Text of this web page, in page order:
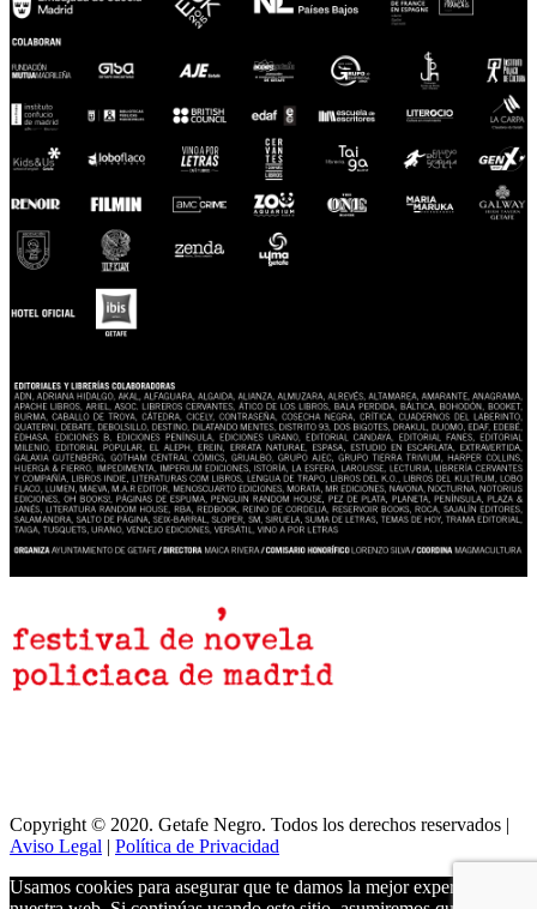
Copyright © 2020. Getafe Negro. Todos los derechos reservados |
Aviso Legal | Política de Privacidad
Usamos cookies para asegurar que te damos la mejor experiencia en